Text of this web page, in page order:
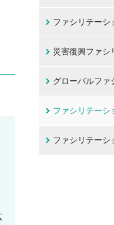
ファシリテーシ
災害復興ファシ
グローバルファ
ファシリテーシ
ファシリテーシ